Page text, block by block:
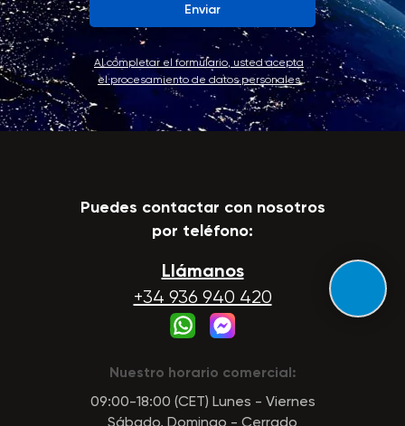
Enviar
Al completar el formulario, usted acepta
el procesamiento de datos personales
Llámanos
+34 936 940 420
Puedes contactar con nosotros
por teléfono:
Nuestro horario comercial:
09:00-18:00 (CET) Lunes - Viernes
Sábado, Domingo - Cerrado